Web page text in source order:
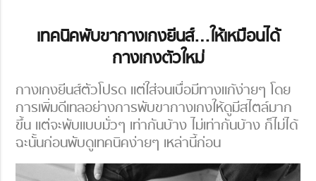
เทคนิคพับขากางเกงยีนส์…ให้เหมือนได้
กางเกงตัวใหม่
กางเกงยีนส์ตัวโปรด แต่ใส่จนเบื่อมีทางแก้ง่ายๆ โดย
การเพิ่มดีเทลอย่างการพับขากางเกงให้ดูมีสไตล์มาก
ขึ้น แต่จะพับแบบมั่วๆ เท่ากันบ้าง ไม่เท่ากันบ้าง ก็ไม่ได้
ฉะนั้นก่อนพับดูเทคนิคง่ายๆ เหล่านี้ก่อน